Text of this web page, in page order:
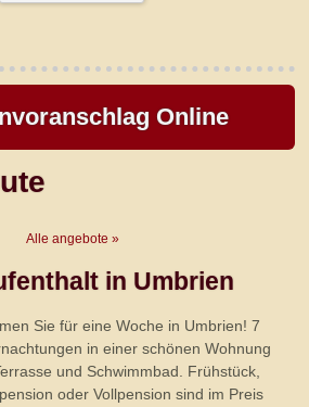
Online
Alle angebote »
in Umbrien
Sie für eine Woche in Umbrien! 7
in einer schönen Wohnung
und Schwimmbad. Frühstück,
oder Vollpension sind im Preis